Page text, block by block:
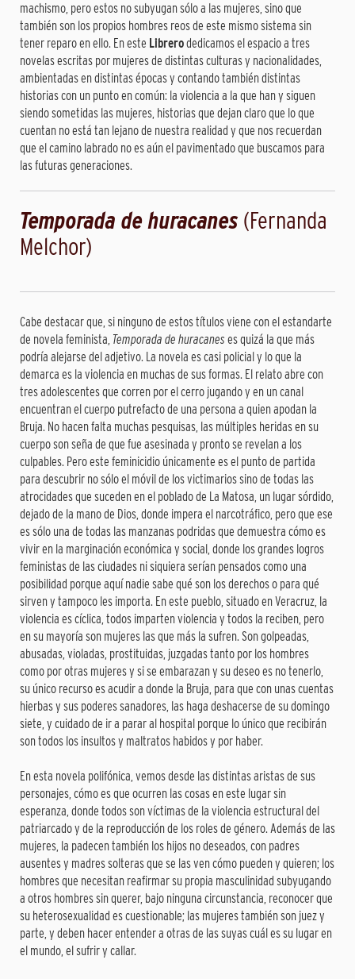
machismo, pero estos no subyugan sólo a las mujeres, sino que
también son los propios hombres reos de este mismo sistema sin
tener reparo en ello. En este Librerodedicamos el espacio a tres
novelas escritas por mujeres de distintas culturas y nacionalidades,
ambientadas en distintas épocas y contando también distintas
historias con un punto en común: la violencia a la que han y siguen
siendo sometidas las mujeres, historias que dejan claro que lo que
cuentan no está tan lejano de nuestra realidad y que nos recuerdan
que el camino labrado no es aún el pavimentado que buscamos para
las futuras generaciones.
Temporada de huracanes(Fernanda
Melchor)
Cabe destacar que, si ninguno de estos títulos viene con el estandarte
de novela feminista, Temporada de huracanes es quizá la que más
podría alejarse del adjetivo. La novela es casi policial y lo que la
demarca es la violencia en muchas de sus formas. El relato abre con
tres adolescentes que corren por el cerro jugando y en un canal
encuentran el cuerpo putrefacto de una persona a quien apodan la
Bruja. No hacen falta muchas pesquisas, las múltiples heridas en su
cuerpo son seña de que fue asesinada y pronto se revelan a los
culpables. Pero este feminicidio únicamente es el punto de partida
para descubrir no sólo el móvil de los victimarios sino de todas las
atrocidades que suceden en el poblado de La Matosa, un lugar sórdido,
dejado de la mano de Dios, donde impera el narcotráfico, pero que ese
es sólo una de todas las manzanas podridas que demuestra cómo es
vivir en la marginación económica y social, donde los grandes logros
feministas de las ciudades ni siquiera serían pensados como una
posibilidad porque aquí nadie sabe qué son los derechos o para qué
sirven y tampoco les importa. En este pueblo, situado en Veracruz, la
violencia es cíclica, todos imparten violencia y todos la reciben, pero
en su mayoría son mujeres las que más la sufren. Son golpeadas,
abusadas, violadas, prostituidas, juzgadas tanto por los hombres
como por otras mujeres y si se embarazan y su deseo es no tenerlo,
su único recurso es acudir a donde la Bruja, para que con unas cuentas
hierbas y sus poderes sanadores, las haga deshacerse de su domingo
siete, y cuidado de ir a parar al hospital porque lo único que recibirán
son todos los insultos y maltratos habidos y por haber.
En esta novela polifónica, vemos desde las distintas aristas de sus
personajes, cómo es que ocurren las cosas en este lugar sin
esperanza, donde todos son víctimas de la violencia estructural del
patriarcado y de la reproducción de los roles de género. Además de las
mujeres, la padecen también los hijos no deseados, con padres
ausentes y madres solteras que se las ven cómo pueden y quieren; los
hombres que necesitan reafirmar su propia masculinidad subyugando
a otros hombres sin querer, bajo ninguna circunstancia, reconocer que
su heterosexualidad es cuestionable; las mujeres también son juez y
parte, y deben hacer entender a otras de las suyas cuál es su lugar en
el mundo, el sufrir y callar.